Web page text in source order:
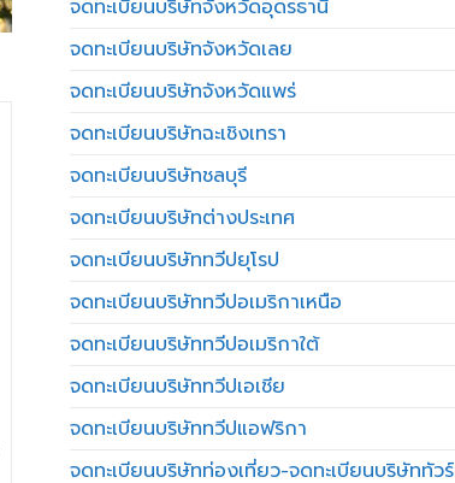
จดทะเบียนบริษัทจังหวัดอุดรธานี
จดทะเบียนบริษัทจังหวัดเลย
จดทะเบียนบริษัทจังหวัดแพร่
จดทะเบียนบริษัทฉะเชิงเทรา
จดทะเบียนบริษัทชลบุรี
จดทะเบียนบริษัทต่างประเทศ
จดทะเบียนบริษัททวีปยุโรป
จดทะเบียนบริษัททวีปอเมริกาเหนือ
จดทะเบียนบริษัททวีปอเมริกาใต้
จดทะเบียนบริษัททวีปเอเชีย
จดทะเบียนบริษัททวีปแอฟริกา
จดทะเบียนบริษัทท่องเที่ยว-จดทะเบียนบริษัททัวร์